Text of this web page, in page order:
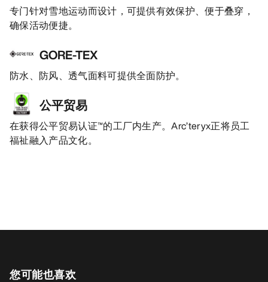
专门针对雪地运动而设计，可提供有效保护、便于叠穿，
确保活动便捷。
GORE-TEX
防水、防风、透气面料可提供全面防护。
公平贸易
在获得公平贸易认证™的工厂内生产。Arc’teryx正将员工
福祉融入产品文化。
您可能也喜欢